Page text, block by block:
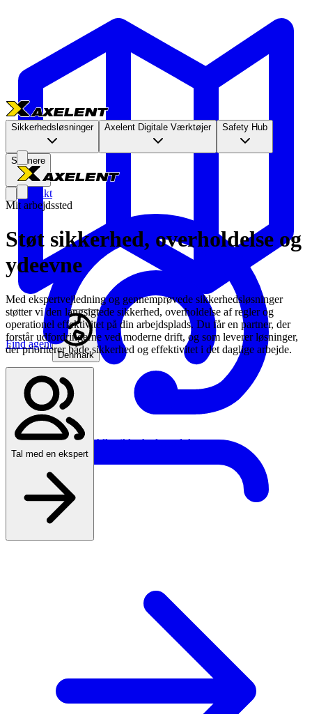
Find agent
Denmark
Sikkerhedsløsninger Axelent Digitale Værktøjer Safety Hub
Se mere
Kontakt
Mit arbejdssted
Støt sikkerhed, overholdelse og
ydeevne
Med ekspertvejledning og gennemprøvede sikkerhedsløsninger
støtter vi den langsigtede sikkerhed, overholdelse af regler og
operationel effektivitet på din arbejdsplads. Du får en partner, der
forstår udfordringerne ved moderne drift, og som leverer løsninger,
der prioriterer både sikkerhed og effektivitet i det daglige arbejde.
Tal med en ekspert
Alle sikkerhedsprodukter